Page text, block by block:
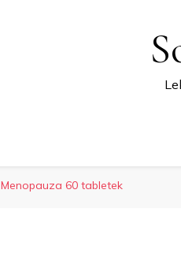
Menopauza 60 tabletek